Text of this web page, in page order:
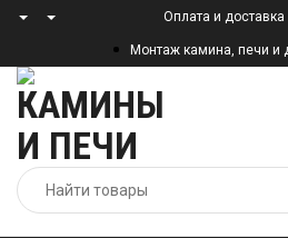
Оплата и доставка
Монтаж камина, печи и